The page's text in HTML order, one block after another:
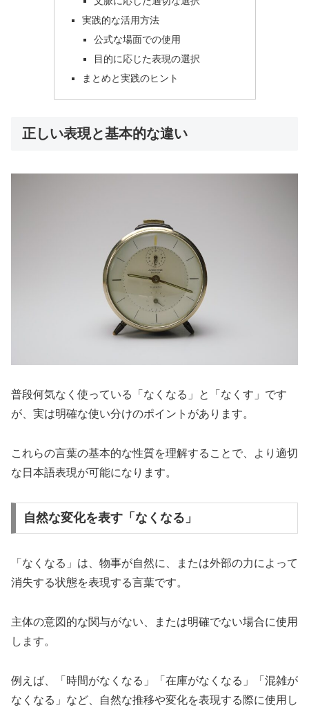
実践的な活用方法
公式な場面での使用
目的に応じた表現の選択
まとめと実践のヒント
正しい表現と基本的な違い
普段何気なく使っている「なくなる」と「なくす」です
が、実は明確な使い分けのポイントがあります。
これらの言葉の基本的な性質を理解することで、より適切
な日本語表現が可能になります。
自然な変化を表す「なくなる」
「なくなる」は、物事が自然に、または外部の力によって
消失する状態を表現する言葉です。
主体の意図的な関与がない、または明確でない場合に使用
します。
例えば、「時間がなくなる」「在庫がなくなる」「混雑が
なくなる」など、自然な推移や変化を表現する際に使用し